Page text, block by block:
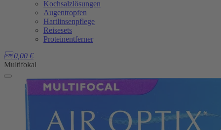
Kochsalzlösungen
Augentropfen
Hartlinsenpflege
Reisesets
Proteinentferner
 0,00 €
Multifokal